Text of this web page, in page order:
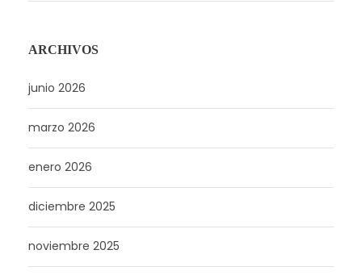
ARCHIVOS
junio 2026
marzo 2026
enero 2026
diciembre 2025
noviembre 2025